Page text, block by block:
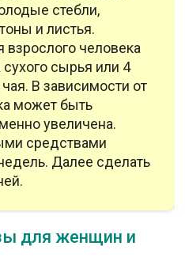
стебли,
и листья.
человека
сырья или 4
В зависимости от
может быть
увеличена.
средствами
Далее сделать
для женщин и